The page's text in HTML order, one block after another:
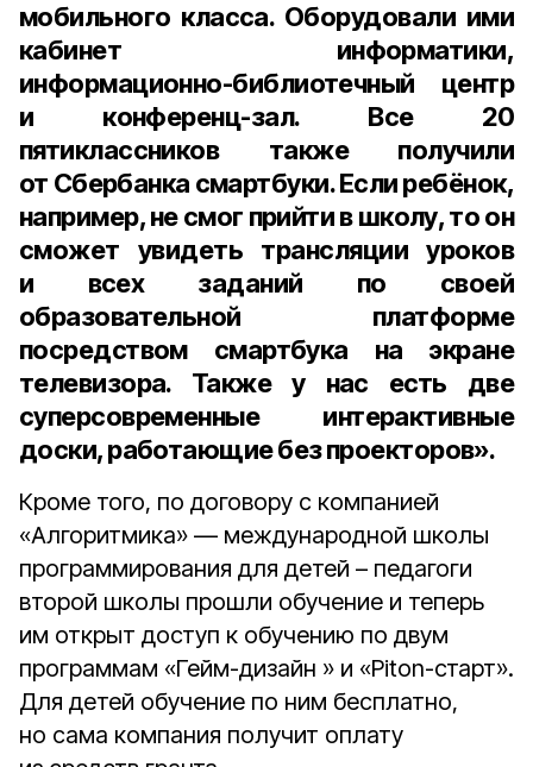
мобильного класса. Оборудовали ими
кабинет информатики,
информационно-библиотечный центр
и конференц-зал. Все 20
пятиклассников также получили
от Сбербанка смартбуки. Если ребёнок,
например, не смог прийти в школу, то он
сможет увидеть трансляции уроков
и всех заданий по своей
образовательной платформе
посредством смартбука на экране
телевизора. Также у нас есть две
суперсовременные интерактивные
доски, работающие без проекторов».
Кроме того, по договору с компанией
«Алгоритмика» — международной школы
программирования для детей – педагоги
второй школы прошли обучение и теперь
им открыт доступ к обучению по двум
программам «Гейм-дизайн » и «Piton-старт».
Для детей обучение по ним бесплатно,
но сама компания получит оплату